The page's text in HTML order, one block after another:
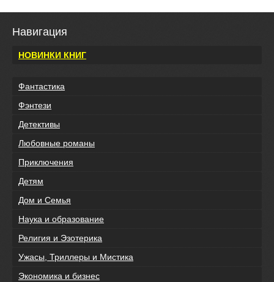
Навигация
НОВИНКИ КНИГ
Фантастика
Фэнтези
Детективы
Любовные романы
Приключения
Детям
Дом и Семья
Наука и образование
Религия и Эзотерика
Ужасы, Триллеры и Мистика
Экономика и бизнес